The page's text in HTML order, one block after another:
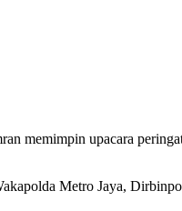
memimpin upacara
Metro Jaya,